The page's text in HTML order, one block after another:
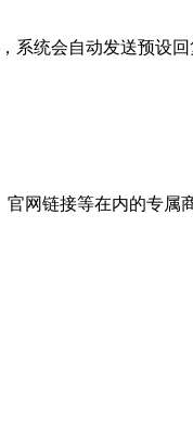
系统会自动发送预设回
网链接等在内的专属